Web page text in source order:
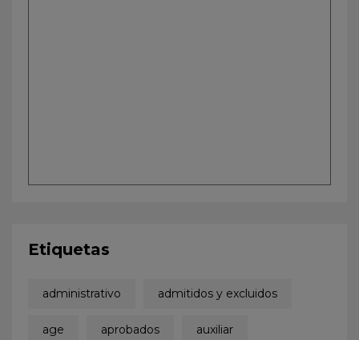
Etiquetas
administrativo admitidos y excluidos
age aprobados auxiliar